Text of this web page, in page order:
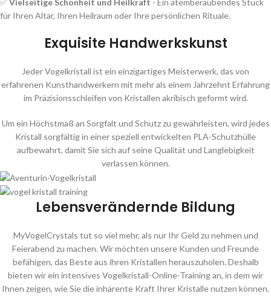
✅Vielseitige Schönheit und Heilkraft - Ein atemberaubendes Stück
für Ihren Altar, Ihren Heilraum oder Ihre persönlichen Rituale.
Exquisite Handwerkskunst
Jeder Vogelkristall ist ein einzigartiges Meisterwerk, das von
erfahrenen Kunsthandwerkern mit mehr als einem Jahrzehnt Erfahrung
im Präzisionsschleifen von Kristallen akribisch geformt wird.
Um ein Höchstmaß an Sorgfalt und Schutz zu gewährleisten, wird jedes
Kristall sorgfältig in einer speziell entwickelten PLA-Schutzhülle
aufbewahrt, damit Sie sich auf seine Qualität und Langlebigkeit
verlassen können.
Lebensverändernde Bildung
MyVogelCrystals tut so viel mehr, als nur Ihr Geld zu nehmen und
Feierabend zu machen. Wir möchten unsere Kunden und Freunde
befähigen, das Beste aus ihren Kristallen herauszuholen. Deshalb
bieten wir ein intensives Vogelkristall-Online-Training an, in dem wir
Ihnen zeigen, wie Sie die inhärente Kraft Ihrer Kristalle nutzen können.